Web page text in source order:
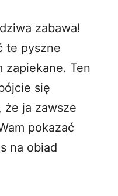
zabawa!
te pyszne
zapiekane. Ten
się
że ja zawsze
pokazać
na obiad